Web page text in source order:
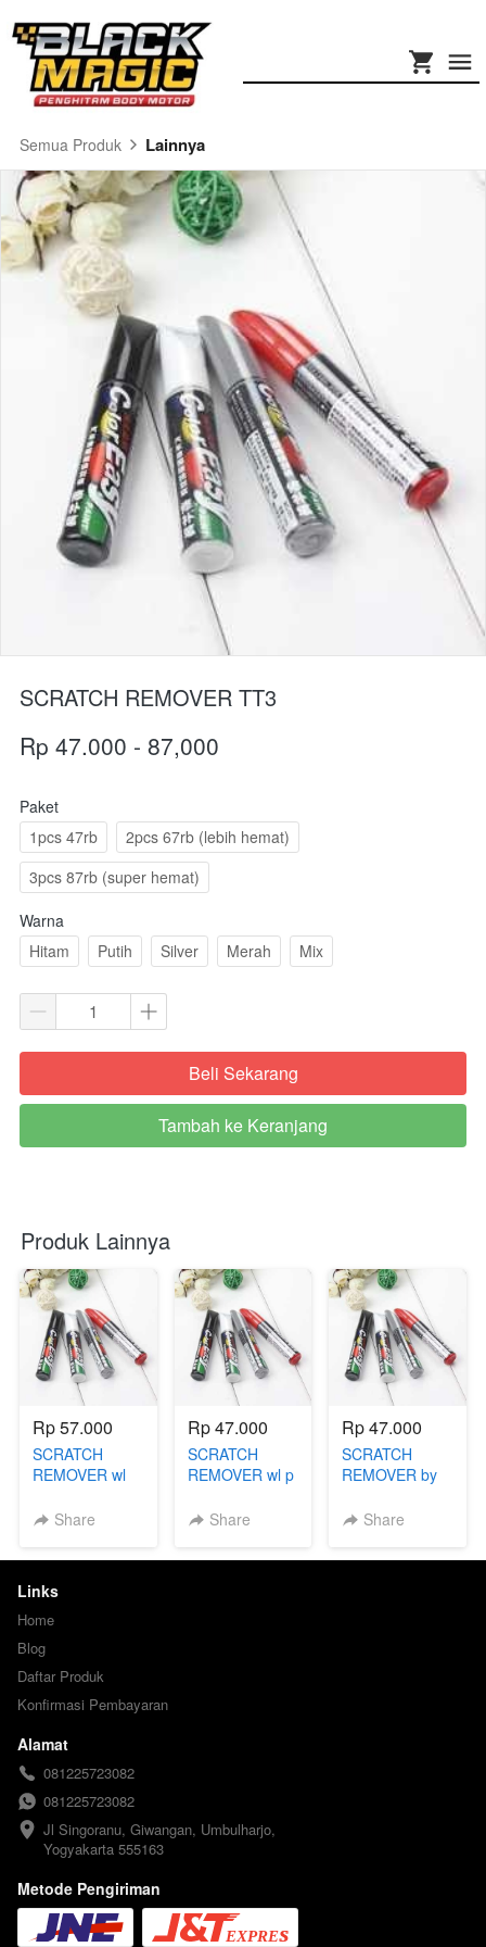
Semua Produk Lainnya
SCRATCH REMOVER TT3
Rp 47.000 - 87,000
Paket
1pcs 47rb
2pcs 67rb (lebih hemat)
3pcs 87rb (super hemat)
Warna
Hitam
Putih Silver Merah Mix
`Beli Sekarang
`
Tambah ke Keranjang
Produk Lainnya
Rp 57.000
SCRATCH
REMOVER wl
Share
Rp 47.000
SCRATCH
REMOVER wl p
Share
Rp 47.000
SCRATCH
REMOVER by
Share
Links
Home
Blog
Daftar Produk
Konfirmasi Pembayaran
Alamat
081225723082
081225723082
Jl Singoranu, Giwangan, Umbulharjo,
Yogyakarta 555163
Metode Pengiriman